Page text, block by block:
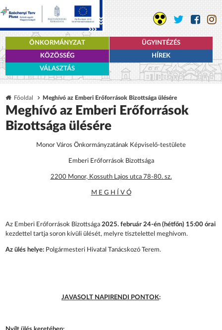
ÖNKORMÁNYZAT
ÜGYINTÉZÉS
KÖZÖSSÉG
HÍREK
VÁLASZTÁS
Főoldal Meghívó az Emberi Erőforrások Bizottsága ülésére
Meghívó az Emberi Erőforrások
Bizottsága ülésére
Monor Város Önkormányzatának Képviselő-testülete
Emberi Erőforrások Bizottsága
2200 Monor, Kossuth Lajos utca 78-80. sz.
M E G H Í V Ó
Az Emberi Erőforrások Bizottsága 2025. február 24-én (hétfőn) 15:00 órai
kezdettel tartja soron kívüli ülését, melyre tisztelettel meghívom.
Az ülés helye: Polgármesteri Hivatal Tanácskozó Terem.
JAVASOLT NAPIRENDI PONTOK: